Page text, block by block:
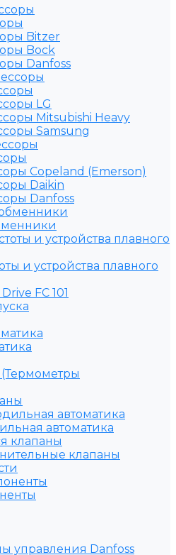
Bitzer
Bock
Danfoss
LG
Mitsubishi Heavy
Samsung
Copeland (Emerson)
Daikin
Danfoss
и устройства плавного
FC 101
автоматика
клапаны
клапаны